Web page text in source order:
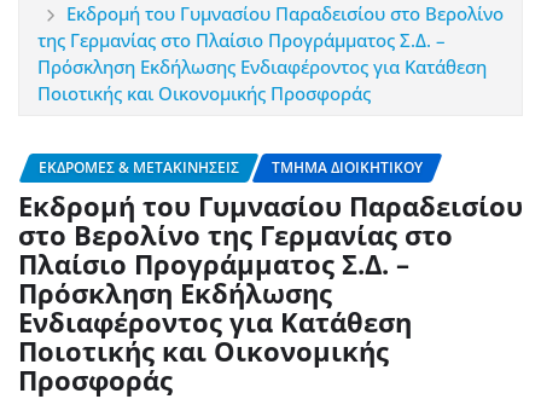
Εκδρομή του Γυμνασίου Παραδεισίου στο Βερολίνο
της Γερμανίας στο Πλαίσιο Προγράμματος Σ.Δ. –
Πρόσκληση Εκδήλωσης Ενδιαφέροντος για Κατάθεση
Ποιοτικής και Οικονομικής Προσφοράς
ΕΚΔΡΟΜΈΣ & ΜΕΤΑΚΙΝΉΣΕΙΣ ΤΜΉΜΑ ΔΙΟΙΚΗΤΙΚΟΎ
Εκδρομή του Γυμνασίου Παραδεισίου
στο Βερολίνο της Γερμανίας στο
Πλαίσιο Προγράμματος Σ.Δ. –
Πρόσκληση Εκδήλωσης
Ενδιαφέροντος για Κατάθεση
Ποιοτικής και Οικονομικής
Προσφοράς